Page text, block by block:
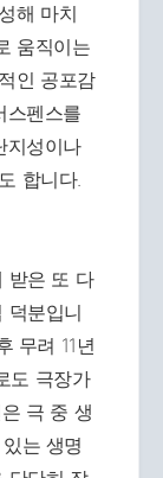
해 마치
움직이는
인 공포감
스펜스를
지성이나
합니다.
받은 또 다
덕분입니
무려 11년
도 극장가
극 중 생
는 생명